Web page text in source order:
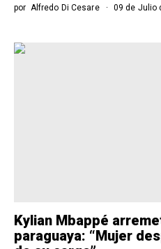
por Alfredo Di Cesare 09 de Julio
Kylian Mbappé
paraguaya: “Mujer